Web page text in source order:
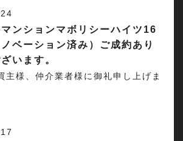
ンションマボリシーハイツ16
ベーション済み）ご成約あり
います。
主様、仲介業者様に御礼申し上げま